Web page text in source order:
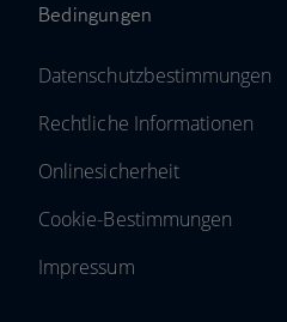
Bedingungen
Datenschutzbestimmungen
Rechtliche Informationen
Onlinesicherheit
Cookie-Bestimmungen
Impressum